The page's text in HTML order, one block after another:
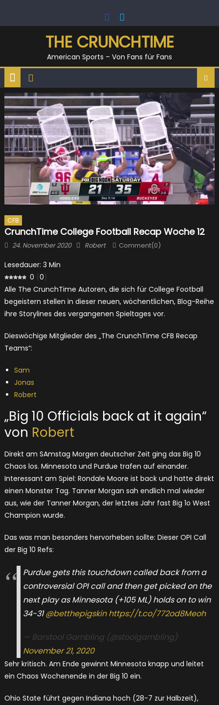
THE CRUNCHTIME
American Sports – Von Fans für Fans
CFB
CrunchTime College Football Recap Woche 12
Posted
24. November 2020 Author
Robert Comment(0)
Lesedauer: 3 Min
0 (0)
Alle The CrunchTime Autoren, die sich für College Football
begeistern stellen in dieser neuen, wöchentlichen, Blog-Reihe
ihre Storylines des vergangenen Spieltages vor.
Dieswöchige Mitglieder des „The CrunchTime CFB Recap
Teams“:
Sam
Jonas
Robert
„Big 10 Officials back at it again“
von Robert
Direkt am SAmstag Morgen deutscher Zeit ging das Big 10
Chaos los. Minnesota und Purdue trafen auf einander.
Interessant am Spiel: Rondale Moore ist back und hatte direkt
einen Monster Tag. Tanner Morgan sah endlich mal wieder
aus, wie der Tanner Morgan, der letztes Jahr fast Big 1o West
Champion wurde.
Das was man besonders hervorheben sollte: Dieser OPI Call
der Big 10 Refs:
Purdue gets this touchdown called back from a
controversial OPI call and then get picked on the
next play as Minnesota (+105 ML) holds on to win
34-31@betthepigskin https://t.co/772od8Meoh
— Barstool Gambling (@stoolgambling)
November 21, 2020
Sehr kritisch. Am Ende gewinnt Minnesota knapp und leitet
ein Chaos Wochenende in der Big 10 ein.
Ohio State führt gegen Indiana hoch (28-7 zur Halbzeit),